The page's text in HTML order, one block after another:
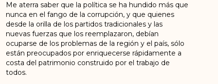
Me aterra saber que la política se ha hundido más que
nunca en el fango de la corrupción, y que quienes
desde la orilla de los partidos tradicionales y las
nuevas fuerzas que los reemplazaron, debían
ocuparse de los problemas de la región y el país, sólo
están preocupados por enriquecerse rápidamente a
costa del patrimonio construido por el trabajo de
todos.